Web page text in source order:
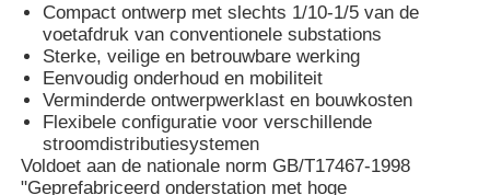
Thuis
Producten
Videos
Compact ontwerp met slechts 1/10-1/5 van de
voetafdruk van conventionele substations
Sterke, veilige en betrouwbare werking
Eenvoudig onderhoud en mobiliteit
Verminderde ontwerpwerklast en bouwkosten
Flexibele configuratie voor verschillende
stroomdistributiesystemen
Voldoet aan de nationale norm GB/T17467-1998
"Geprefabriceerd onderstation met hoge